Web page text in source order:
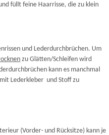
füllt feine Haarrisse, die zu klein
und Lederdurchbrüchen. Um
zu Glätten/Schleifen wird
kann es manchmal
Lederkleber und Stoff zu
(Vorder- und Rücksitze) kann je